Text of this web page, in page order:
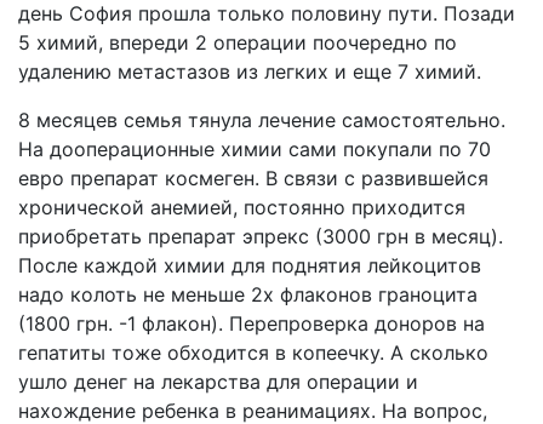
день София прошла только половину пути. Позади
5 химий, впереди 2 операции поочередно по
удалению метастазов из легких и еще 7 химий.
8 месяцев семья тянула лечение самостоятельно.
На дооперационные химии сами покупали по 70
евро препарат космеген. В связи с развившейся
хронической анемией, постоянно приходится
приобретать препарат эпрекс (3000 грн в месяц).
После каждой химии для поднятия лейкоцитов
надо колоть не меньше 2х флаконов граноцита
(1800 грн. -1 флакон). Перепроверка доноров на
гепатиты тоже обходится в копеечку. А сколько
ушло денег на лекарства для операции и
нахождение ребенка в реанимациях. На вопрос,